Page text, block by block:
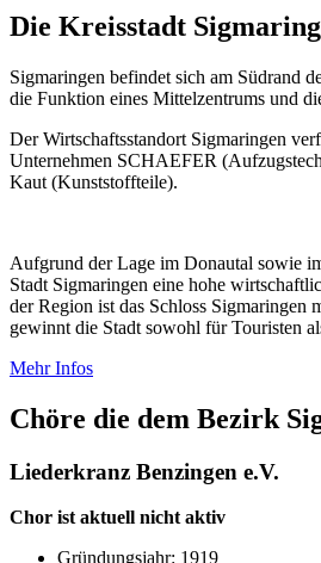
Die Kreisstadt
Sigmaringen befindet sich am Südrand
die Funktion eines Mittel­zentrums und
Der Wirtschaftsstandort Sigmaringen
Unternehmen SCHAEFER
Kaut (Kunststoffteile).
Aufgrund der Lage im Donautal sowie
Stadt Sigmaringen eine hohe
der Region ist das Schloss Sigmaringen
gewinnt die Stadt sowohl für Touristen
Mehr Infos
Chöre die dem Bezirk
Liederkranz Benzingen e.V.
Chor ist aktuell nicht aktiv
Gründungsjahr: 1919